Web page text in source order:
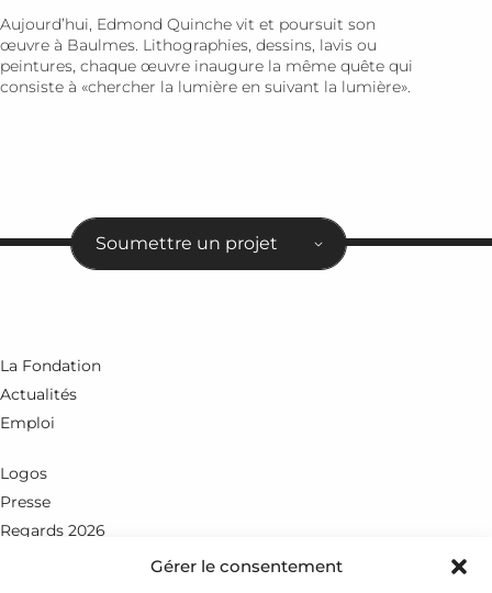
Gérer le consentement
Aujourd’hui, Edmond Quinche vit et poursuit son
œuvre à Baulmes. Lithographies, dessins, lavis ou
peintures, chaque œuvre inaugure la même quête qui
consiste à «chercher la lumière en suivant la lumière».
Soumettre un projet
La Fondation
Actualités
Emploi
Logos
Presse
Regards 2026
Rue du Petit-Chêne 18